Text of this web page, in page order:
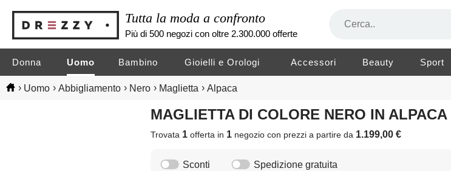
Tutta la moda a confronto
Più di 500 negozi con oltre 2.300.000 offerte
Donna Uomo Bambino Gioielli e Orologi Accessori Beauty Sport
› Uomo › Abbigliamento › Nero › Maglietta › Alpaca
MAGLIETTA DI COLORE NERO IN ALPACA
Trovata 1 offerta in 1 negoziocon prezzi a partire da 1.199,00 €
Sconti Spedizione gratuita